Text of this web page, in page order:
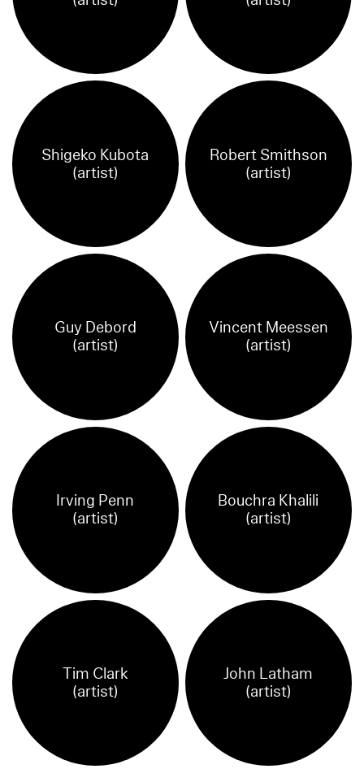
Shigeko Kubota
(artist)
Robert Smithson
(artist)
Guy Debord
(artist)
Vincent Meessen
(artist)
Irving Penn
(artist)
Bouchra Khalili
(artist)
Tim Clark
(artist)
John Latham
(artist)